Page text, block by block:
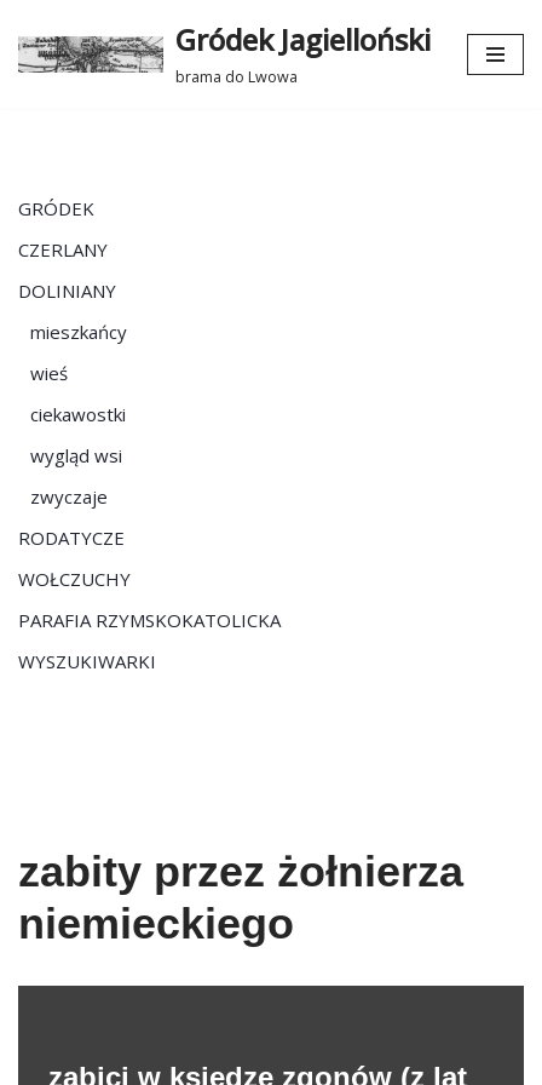
Przejdź
Gródek Jagielloński
brama do Lwowa
GRÓDEK
CZERLANY
DOLINIANY
mieszkańcy
wieś
ciekawostki
wygląd wsi
zwyczaje
RODATYCZE
WOŁCZUCHY
PARAFIA RZYMSKOKATOLICKA
WYSZUKIWARKI
zabity przez żołnierza
niemieckiego
zabici w księdze zgonów (z lat